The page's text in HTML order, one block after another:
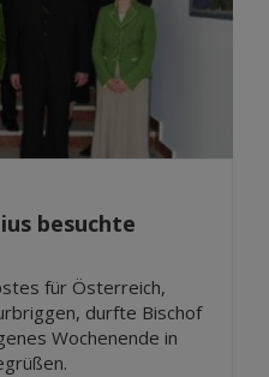
besuchte
für Österreich,
durfte Bischof
Wochenende in